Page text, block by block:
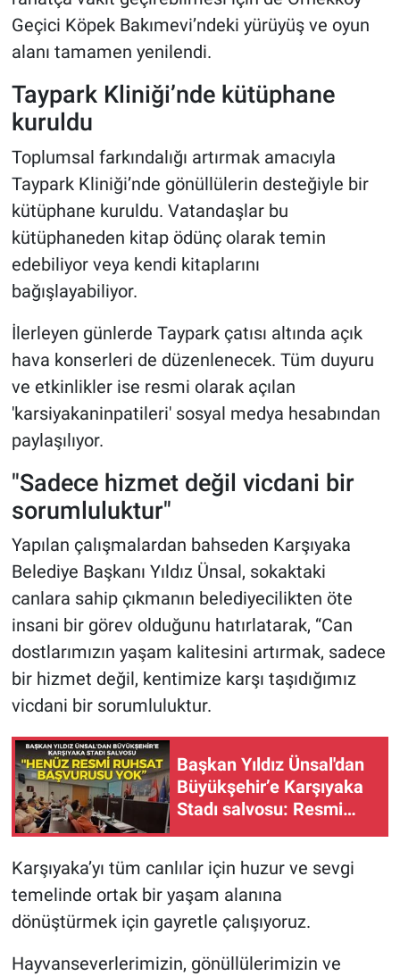
Geçici Köpek Bakımevi’ndeki yürüyüş ve oyun
alanı tamamen yenilendi.
Taypark Kliniği’nde kütüphane
kuruldu
Toplumsal farkındalığı artırmak amacıyla
Taypark Kliniği’nde gönüllülerin desteğiyle bir
kütüphane kuruldu. Vatandaşlar bu
kütüphaneden kitap ödünç olarak temin
edebiliyor veya kendi kitaplarını
bağışlayabiliyor.
İlerleyen günlerde Taypark çatısı altında açık
hava konserleri de düzenlenecek. Tüm duyuru
ve etkinlikler ise resmi olarak açılan
'karsiyakaninpatileri' sosyal medya hesabından
paylaşılıyor.
"Sadece hizmet değil vicdani bir
sorumluluktur"
Yapılan çalışmalardan bahseden Karşıyaka
Belediye Başkanı Yıldız Ünsal, sokaktaki
canlara sahip çıkmanın belediyecilikten öte
insani bir görev olduğunu hatırlatarak, “Can
dostlarımızın yaşam kalitesini artırmak, sadece
bir hizmet değil, kentimize karşı taşıdığımız
vicdani bir sorumluluktur.
Başkan Yıldız Ünsal'dan
Büyükşehir’e Karşıyaka
Stadı salvosu: Resmi
Karşıyaka’yı tüm canlılar için huzur ve sevgi
temelinde ortak bir yaşam alanına
dönüştürmek için gayretle çalışıyoruz.
Hayvanseverlerimizin, gönüllülerimizin ve